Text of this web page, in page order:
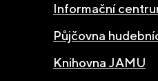
Informační
Půjčovna
Knihovna JAMU